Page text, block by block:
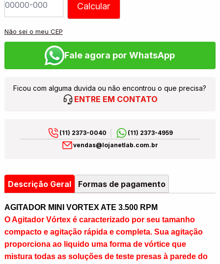
Calcular
Não sei o meu CEP
Fale agora por WhatsApp
Ficou com alguma duvida ou não encontrou o que precisa?
ENTRE EM CONTATO
(11) 2373-0040
(11) 2373-4959
vendas@lojanetlab.com.br
Descrição Geral Formas de pagamento
AGITADOR MINI VORTEX ATE 3.500 RPM
O Agitador Vórtex é caracterizado por seu tamanho
compacto e agitação rápida e completa. Sua agitação
proporciona ao liquido uma forma de vórtice que
mistura todas as soluções de teste presas à parede do